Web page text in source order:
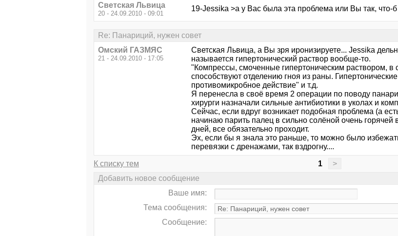
Светская Львица
20 - 24.09.2010 - 09:01
19-Jessika >а у Вас была эта проблема или Вы так,
Re: Панариций, нужен совет
Омский ГАЗМЯС
21 - 24.09.2010 - 17:05
Светская Львица, а Вы зря иронизируете... Jessika
называется гипертонический раствор вообще-то.
"Компрессы, смоченные гипертоническим раствором, в
способствуют отделению гноя из раны.
противомикробное действие" и т.д.
Я перенесла в своё время 2 операции по поводу
хирурги назначали сильные антибиотики в уколах и
Сейчас, если вдруг возникает подобная проблема (а
начинаю парить палец в сильно солёной очень горячей
дней, все обязательно проходит.
Эх, если бы я знала это раньше, то можно было
перевязки с дренажами, так вздрогну....
К списку тем 1 >
Добавить новое сообщение
Ваше имя:
Тема сообщения:
Сообщение: